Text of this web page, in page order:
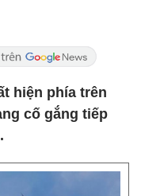
hiện phía trên
cố gắng tiếp